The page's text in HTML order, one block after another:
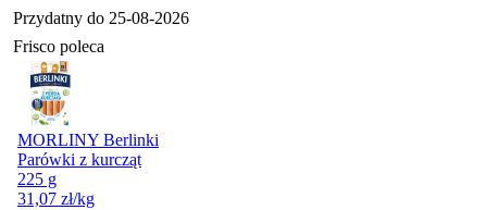
Przydatny do 25-08-2026
Frisco poleca
MORLINY Berlinki
Parówki z kurcząt
225 g
31,07 zł/kg